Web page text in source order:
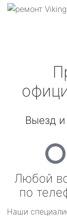
Выезд
Любой
по
Наши